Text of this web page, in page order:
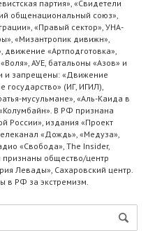
партия», «Свидетели
общенациональный союз»,
«Правый сектор», УНА-
«Мизантропик дивижн»,
движение «Артподготовка»,
АУЕ, батальоны «Азов» и
и запрещены: «Движение
государство» (ИГ, ИГИЛ),
мусульмане», «Аль-Каида в
В РФ признана
России», издания «Проект
«Дождь», «Медуза»,
«Свобода», The Insider,
общество/центр
Левады», Сахаровский центр.
в РФ за экстремизм.